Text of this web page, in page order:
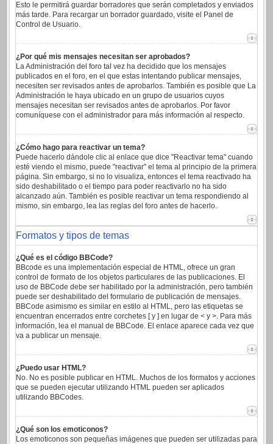
Esto le permitirá guardar borradores que serán completados y enviados
más tarde. Para recargar un borrador guardado, visite el Panel de
Control de Usuario.
¿Por qué mis mensajes necesitan ser aprobados?
La Administración del foro tal vez ha decidido que los mensajes
publicados en el foro, en el que estas intentando publicar mensajes,
necesiten ser revisados antes de aprobarlos. También es posible que La
Administración le haya ubicado en un grupo de usuarios cuyos
mensajes necesitan ser revisados antes de aprobarlos. Por favor
comuníquese con el administrador para más información al respecto.
¿Cómo hago para reactivar un tema?
Puede hacerlo dándole clic al enlace que dice "Reactivar tema" cuando
esté viendo el mismo, puede "reactivar" el tema al principio de la primera
página. Sin embargo, si no lo visualiza, entonces el tema reactivado ha
sido deshabilitado o el tiempo para poder reactivarlo no ha sido
alcanzado aún. También es posible reactivar un tema respondiendo al
mismo, sin embargo, lea las reglas del foro antes de hacerlo.
Formatos y tipos de temas
¿Qué es el código BBCode?
BBcode es una implementación especial de HTML, ofrece un gran
control de formato de los objetos particulares de las publicaciones. El
uso de BBCode debe ser habilitado por la administración, pero también
puede ser deshabilitado del formulario de publicación de mensajes.
BBCode asimismo es similar en estilo al HTML, pero las etiquetas se
encuentran encerrados entre corchetes [ y ] en lugar de < y >. Para más
información, lea el manual de BBCode. El enlace aparece cada vez que
va a publicar un mensaje.
¿Puedo usar HTML?
No. No es posible publicar en HTML. Muchos de los formatos y acciones
que se pueden ejecutar utilizando HTML pueden ser aplicados
utilizando BBCodes.
¿Qué son los emoticonos?
Los emoticonos son pequeñas imágenes que pueden ser utilizadas para